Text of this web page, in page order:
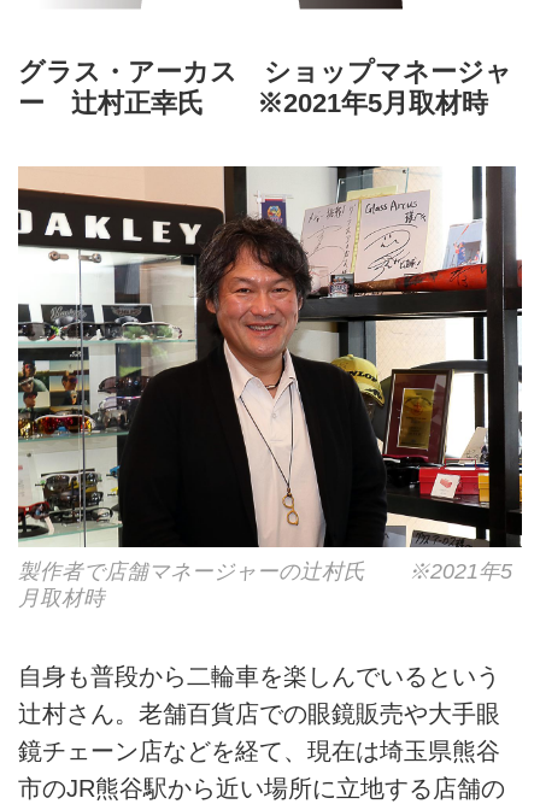
グラス・アーカス ショップマネージャ
ー 辻村正幸氏 ※2021年5月取材時
製作者で店舗マネージャーの辻村氏 ※2021年5
月取材時
自身も普段から二輪車を楽しんでいるという
辻村さん。老舗百貨店での眼鏡販売や大手眼
鏡チェーン店などを経て、現在は埼玉県熊谷
市のJR熊谷駅から近い場所に立地する店舗の